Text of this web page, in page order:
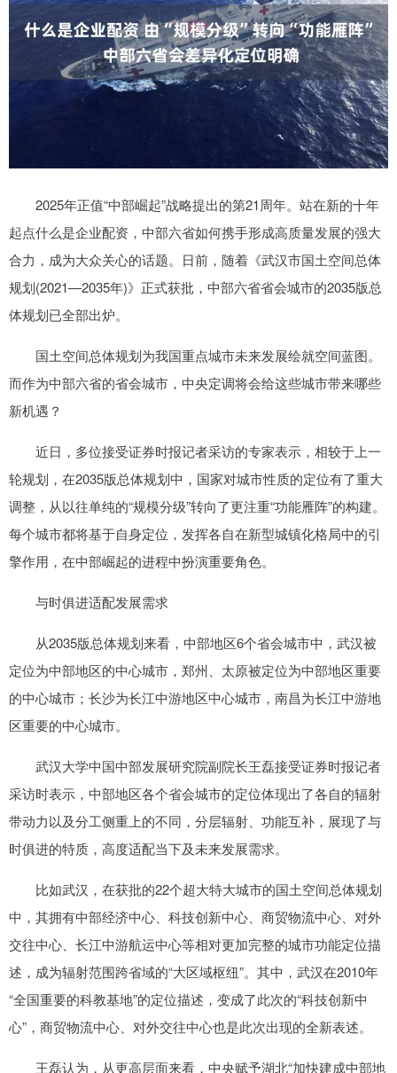
2025年正值“中部崛起”战略提出的第21周年。站在新的十年
起点什么是企业配资，中部六省如何携手形成高质量发展的强大
合力，成为大众关心的话题。日前，随着《武汉市国土空间总体
规划(2021—2035年)》正式获批，中部六省省会城市的2035版总
体规划已全部出炉。
国土空间总体规划为我国重点城市未来发展绘就空间蓝图。
而作为中部六省的省会城市，中央定调将会给这些城市带来哪些
新机遇？
近日，多位接受证券时报记者采访的专家表示，相较于上一
轮规划，在2035版总体规划中，国家对城市性质的定位有了重大
调整，从以往单纯的“规模分级”转向了更注重“功能雁阵”的构建。
每个城市都将基于自身定位，发挥各自在新型城镇化格局中的引
擎作用，在中部崛起的进程中扮演重要角色。
与时俱进适配发展需求
从2035版总体规划来看，中部地区6个省会城市中，武汉被
定位为中部地区的中心城市，郑州、太原被定位为中部地区重要
的中心城市；长沙为长江中游地区中心城市，南昌为长江中游地
区重要的中心城市。
武汉大学中国中部发展研究院副院长王磊接受证券时报记者
采访时表示，中部地区各个省会城市的定位体现出了各自的辐射
带动力以及分工侧重上的不同，分层辐射、功能互补，展现了与
时俱进的特质，高度适配当下及未来发展需求。
比如武汉，在获批的22个超大特大城市的国土空间总体规划
中，其拥有中部经济中心、科技创新中心、商贸物流中心、对外
交往中心、长江中游航运中心等相对更加完整的城市功能定位描
述，成为辐射范围跨省域的“大区域枢纽”。其中，武汉在2010年
“全国重要的科教基地”的定位描述，变成了此次的“科技创新中
心”，商贸物流中心、对外交往中心也是此次出现的全新表述。
王磊认为，从更高层面来看，中央赋予湖北“加快建成中部地